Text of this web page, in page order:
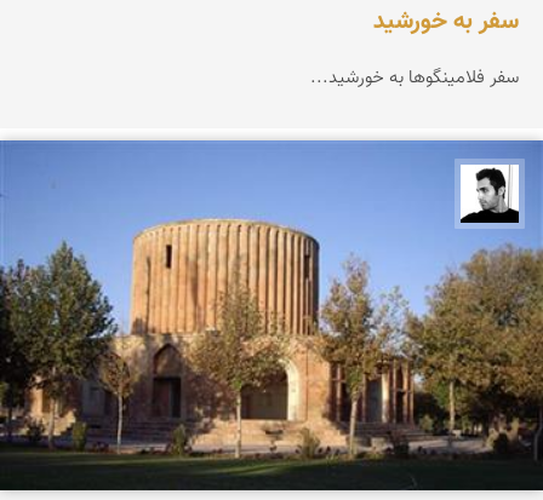
سفر به خورشید
سفر فلامینگوها به خورشید...